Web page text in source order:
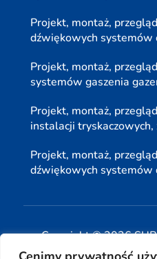
Projekt, montaż,
dźwiękowych systemów
Projekt, montaż,
systemów gaszenia
Projekt, montaż,
instalacji tryskaczowych,
Projekt, montaż,
dźwiękowych systemów
Copyright © 2026